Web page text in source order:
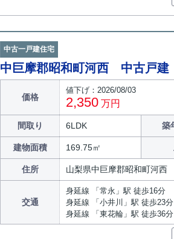
中古一戸建住宅
中巨摩郡昭和町河西 中古戸建
価格
値下げ：2026/08/03
2,350 万円
間取り 6LDK 築
建物面積 169.75㎡
住所 山梨県中巨摩郡昭和町河西
交通
身延線 「常永」駅 徒歩16分
身延線 「小井川」駅 徒歩23分
身延線 「東花輪」駅 徒歩36分